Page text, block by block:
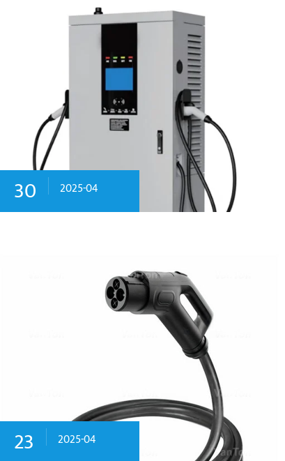
30 2025-04
23 2025-04